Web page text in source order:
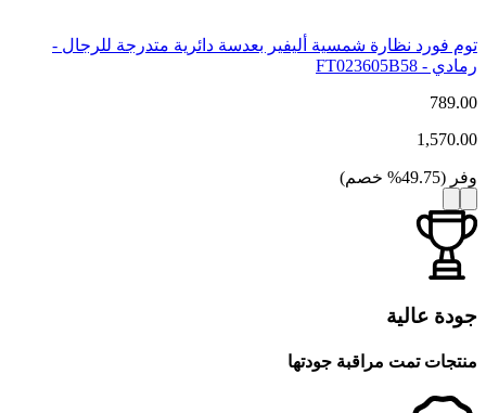
توم فورد نظارة شمسية أليفير بعدسة دائرية متدرجة للرجال -
رمادي - FT023605B58
789.00
1,570.00
وفر (
49.75
% خصم)
جودة عالية
منتجات تمت مراقبة جودتها